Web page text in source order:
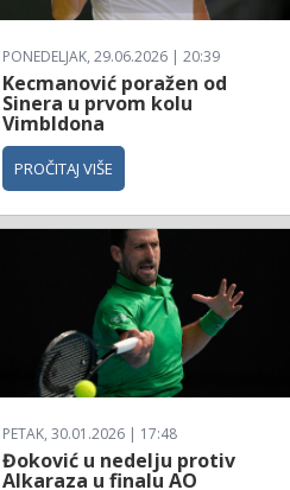
PONEDELJAK, 29.06.2026 | 20:39
Kecmanović poražen od
Sinera u prvom kolu
Vimbldona
PROČITAJ VIŠE
PETAK, 30.01.2026 | 17:48
Đoković u nedelju protiv
Alkaraza u finalu AO